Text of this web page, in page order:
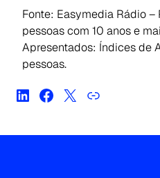
Fonte: Easymedia Rádio –
pessoas com 10 anos e
Apresentados: Índices de
pessoas.